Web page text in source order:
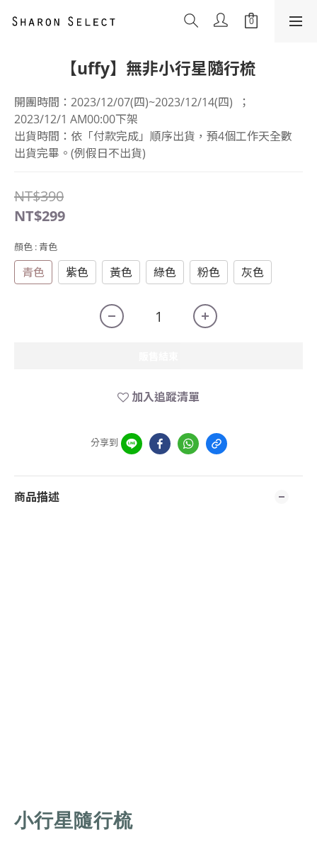
【uffy】無非小行星隨行梳
開團時間：2023/12/07(四)~2023/12/14(四)  ；
2023/12/1 AM00:00下架
出貨時間：依「付款完成」順序出貨，預4個工作天全數
出貨完畢。(例假日不出貨)
NT$390
NT$299
顏色 : 青色
青色 紫色 黃色 綠色 粉色 灰色
加入追蹤清單
分享到
商品描述
小行星隨行梳